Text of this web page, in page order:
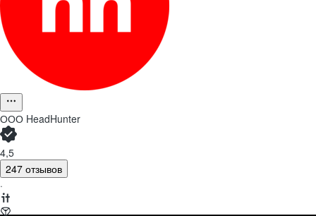
ООО HeadHunter
4,5
247 отзывов
·